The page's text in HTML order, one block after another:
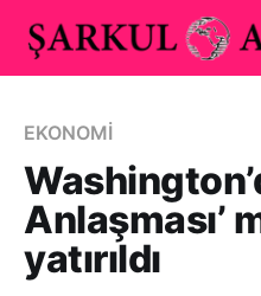
EKONOMİ
Anlaşması’
yatırıldı